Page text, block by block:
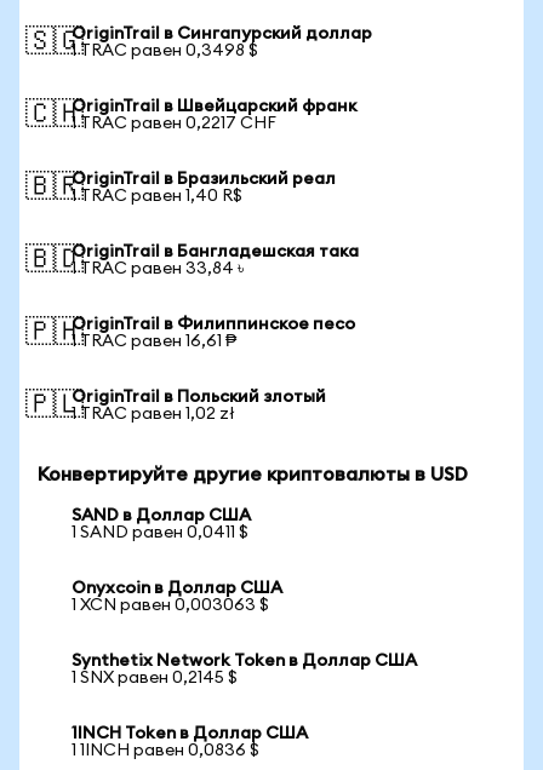
🇸🇬OriginTrail в Сингапурский доллар
1 TRAC равен 0,3498 $
🇨🇭OriginTrail в Швейцарский франк
1 TRAC равен 0,2217 CHF
🇧🇷OriginTrail в Бразильский реал
1 TRAC равен 1,40 R$
🇧🇩OriginTrail в Бангладешская така
1 TRAC равен 33,84 ৳
🇵🇭OriginTrail в Филиппинское песо
1 TRAC равен 16,61 ₱
🇵🇱OriginTrail в Польский злотый
1 TRAC равен 1,02 zł
Конвертируйте другие криптовалюты в USD
SAND в Доллар США
1 SAND равен 0,0411 $
Onyxcoin в Доллар США
1 XCN равен 0,003063 $
Synthetix Network Token в Доллар США
1 SNX равен 0,2145 $
1INCH Token в Доллар США
1 1INCH равен 0,0836 $